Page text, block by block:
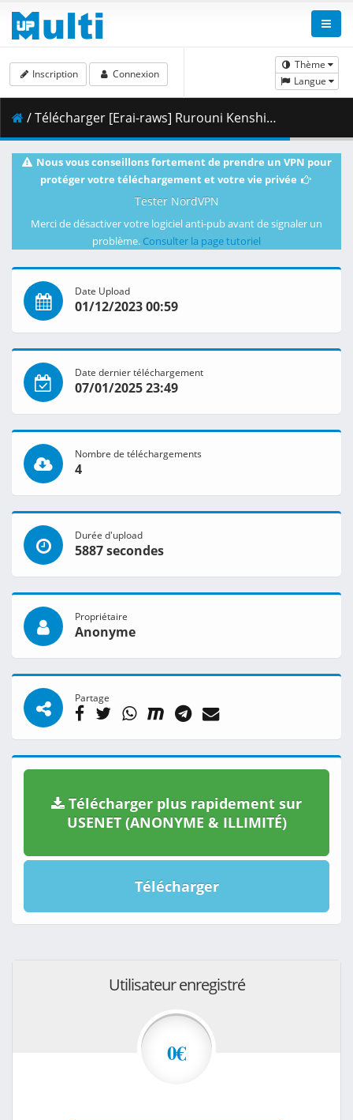
Thème
Langue
Inscription Connexion
/ Télécharger [Erai-raws] Rurouni Kenshin - Meiji Kenkaku Romantan (2023) - 22 [1080p][Multiple Subtitle][1235A513].mkv.002 ( 444.11 MB )
Nous vous conseillons fortement de prendre un VPN pour
protéger votre téléchargement et votre vie privée
Tester NordVPN
Merci de désactiver votre logiciel anti-pub avant de signaler un
problème. Consulter la page tutoriel
Date Upload
01/12/2023 00:59
Date dernier téléchargement
07/01/2025 23:49
Nombre de téléchargements
4
Durée d'upload
5887 secondes
Propriétaire
Anonyme
Partage
Télécharger plus rapidement sur
USENET (ANONYME & ILLIMITÉ)
Télécharger
Utilisateur enregistré
0€